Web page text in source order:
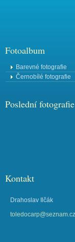
Fotoalbum
Barevné fotografie
Černobílé fotografie
Poslední fotografie
Kontakt
Drahoslav Ilčák
toledocarp@seznam.cz